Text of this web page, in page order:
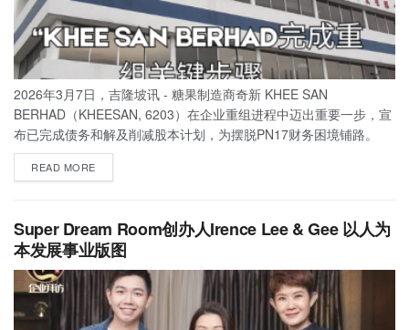
2026年3月7日，吉隆坡讯 - 糖果制造商奇新 KHEE SAN
BERHAD（KHEESAN, 6203）在企业重组进程中迈出重要一步，宣
布已完成债务和解及削减股本计划，为摆脱PN17财务困境铺路。
READ MORE
Super Dream Room创办人Irence Lee & Gee 以人为
本发展事业版图